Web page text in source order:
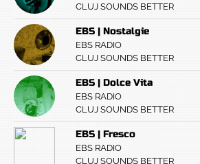
CLUJ SOUNDS BETTER
EBS | Nostalgie
EBS RADIO
CLUJ SOUNDS BETTER
EBS | Dolce Vita
EBS RADIO
CLUJ SOUNDS BETTER
EBS | Fresco
EBS RADIO
CLUJ SOUNDS BETTER